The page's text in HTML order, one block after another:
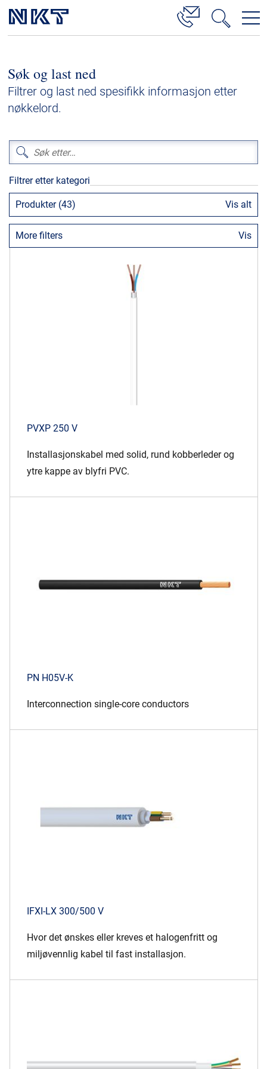
Høyspenningskabelløsninger
Kabelservice
Lavspenning
Høyspenningskabeltilbehør
Mellomspenningskabeltilbehør
Referanser
Nedlastinger
Presse og arrangementer
Søk og last ned
Filtrer og last ned spesifikk informasjon etter
nøkkelord.
Filtrer etter kategori
Produkter (43) Vis alt
More filters Vis
PVXP 250 V
Installasjonskabel med solid, rund kobberleder og
ytre kappe av blyfri PVC.
PN H05V-K
Interconnection single-core conductors
IFXI-LX 300/500 V
Hvor det ønskes eller kreves et halogenfritt og
miljøvennlig kabel til fast installasjon.